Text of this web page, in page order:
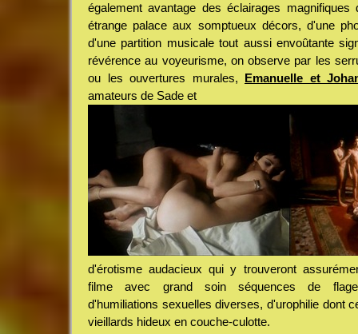
également avantage des éclairages
étrange palace aux somptueux décors, d'une
d'une partition musicale tout aussi envoûtante
révérence au voyeurisme, on observe par les
ou les ouvertures murales, Emanuelle et
amateurs de Sade et
d'érotisme audacieux qui y trouveront
filme avec grand soin séquences de
d'humiliations sexuelles diverses, d'urophilie dont
vieillards hideux en couche-culotte.